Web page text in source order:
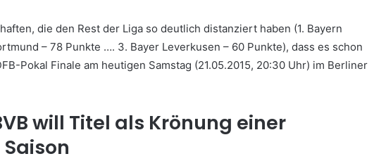
die den Rest der Liga so deutlich distanziert haben (1. Bayern
– 78 Punkte …. 3. Bayer Leverkusen – 60 Punkte), dass es schon
Pokal Finale am heutigen Samstag (21.05.2015, 20:30 Uhr) im Berliner
will Titel als Krönung einer